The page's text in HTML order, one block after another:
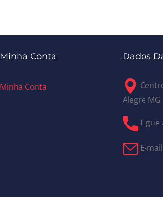
Minha Conta
Minha Conta
Dados
Alegre MG
Ligue
E-